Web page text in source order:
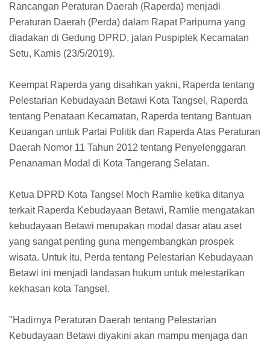
Rancangan Peraturan Daerah (Raperda) menjadi
Peraturan Daerah (Perda) dalam Rapat Paripurna yang
diadakan di Gedung DPRD, jalan Puspiptek Kecamatan
Setu, Kamis (23/5/2019).
Keempat Raperda yang disahkan yakni, Raperda tentang
Pelestarian Kebudayaan Betawi Kota Tangsel, Raperda
tentang Penataan Kecamatan, Raperda tentang Bantuan
Keuangan untuk Partai Politik dan Raperda Atas Peraturan
Daerah Nomor 11 Tahun 2012 tentang Penyelenggaran
Penanaman Modal di Kota Tangerang Selatan.
Ketua DPRD Kota Tangsel Moch Ramlie ketika ditanya
terkait Raperda Kebudayaan Betawi, Ramlie mengatakan
kebudayaan Betawi merupakan modal dasar atau aset
yang sangat penting guna mengembangkan prospek
wisata. Untuk itu, Perda tentang Pelestarian Kebudayaan
Betawi ini menjadi landasan hukum untuk melestarikan
kekhasan kota Tangsel.
"Hadirnya Peraturan Daerah tentang Pelestarian
Kebudayaan Betawi diyakini akan mampu menjaga dan